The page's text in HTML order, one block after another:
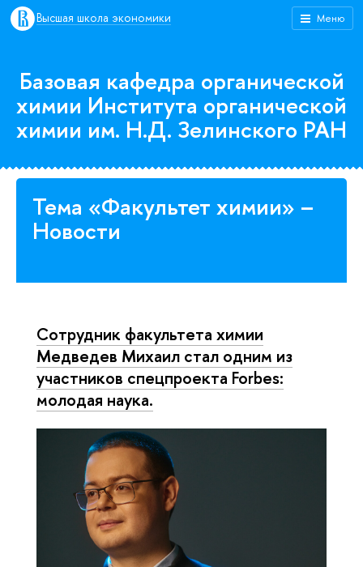
Меню
Высшая школа экономики
Базовая кафедра органической
химии Института органической
химии им. Н.Д. Зелинского РАН
Тема «Факультет химии» –
Новости
Сотрудник факультета химии
Медведев Михаил стал одним из
участников спецпроекта Forbes:
молодая наука.